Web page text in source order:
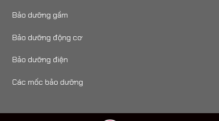
Bảo dưỡng gầm
Bảo dưỡng động cơ
Bảo dưỡng điện
Các mốc bảo dưỡng